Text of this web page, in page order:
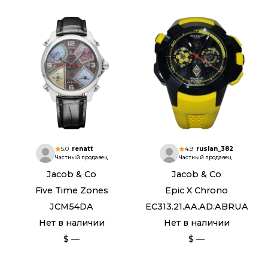
5.0 renatt
Частный продавец
Jacob & Co
Five Time Zones
JCM54DA
Нет в наличии
$ —
4.9 ruslan_382
Частный продавец
Jacob & Co
Epic X Chrono
EC313.21.AA.AD.ABRUA
Нет в наличии
$ —